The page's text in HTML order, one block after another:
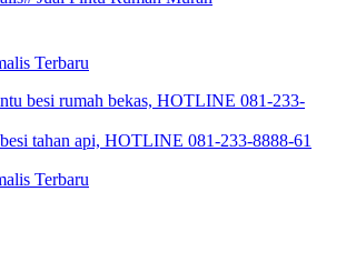
besi rumah bekas, HOTLINE 081-233-
tahan api, HOTLINE 081-233-8888-61